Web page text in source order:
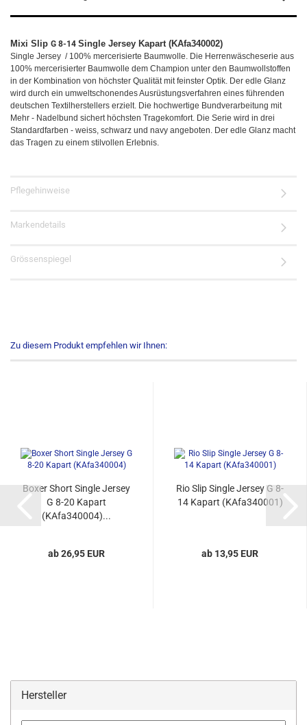
Mixi Slip G 8-14 Single Jersey Kapart (KAfa340002)
Single Jersey / 100% mercerisierte Baumwolle. Die Herrenwäscheserie aus
100% mercerisierter Baumwolle dem Champion unter den Baumwollstoffen
in der Kombination von höchster Qualität mit feinster Optik. Der edle Glanz
wird durch ein umweltschonendes Ausrüstungsverfahren eines führenden
deutschen Textilherstellers erzielt. Die hochwertige Bundverarbeitung mit
Mehr - Nadelbund sichert höchsten Tragekomfort. Die Serie wird in drei
Standardfarben - weiss, schwarz und navy angeboten. Der edle Glanz macht
das Tragen zu einem stilvollen Erlebnis.
Pflegehinweise
Markendetails
Grössenspiegel
Zu diesem Produkt empfehlen wir Ihnen:
Boxer Short Single Jersey
G 8-20 Kapart
(KAfa340004)...
ab 26,95 EUR
Rio Slip Single Jersey G 8-
14 Kapart (KAfa340001)
ab 13,95 EUR
Hersteller